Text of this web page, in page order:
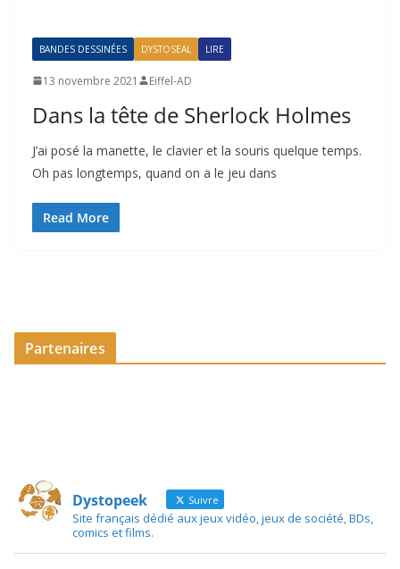
BANDES DESSINÉES DYSTOSEAL LIRE
13 novembre 2021 Eiffel-AD
Dans la tête de Sherlock Holmes
J’ai posé la manette, le clavier et la souris quelque temps.
Oh pas longtemps, quand on a le jeu dans
Read More
Partenaires
Dystopeek Suivre
Site français dédié aux jeux vidéo, jeux de société, BDs,
comics et films.